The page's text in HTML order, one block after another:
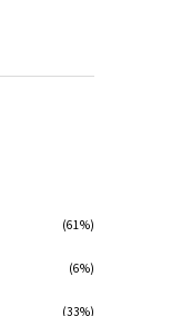
(61%)
(6%)
(33%)